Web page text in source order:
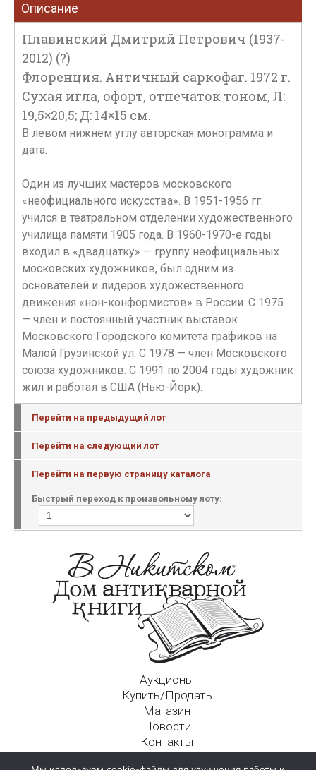
Описание
Плавинский Дмитрий Петрович (1937-
2012) (?)
Флоренция. Античный саркофаг. 1972 г.
Сухая игла, офорт, отпечаток тоном, Л:
19,5×20,5; Д: 14×15 см.
В левом нижнем углу авторская монограмма и
дата.
Один из лучших мастеров московского
«неофициального искусства». В 1951-1956 гг.
учился в театральном отделении художественного
училища памяти 1905 года. В 1960-1970-е годы
входил в «двадцатку» — группу неофициальных
московских художников, был одним из
основателей и лидеров художественного
движения «нон-конформистов» в России. С 1975
— член и постоянный участник выставок
Московского Городского комитета графиков на
Малой Грузинской ул. С 1978 — член Московского
союза художников. С 1991 по 2004 годы художник
жил и работал в США (Нью-Йорк).
Перейти на предыдущий лот
Перейти на следующий лот
Перейти на первую страницу каталога
Быстрый переход к произвольному лоту:
Аукционы
Купить/Продать
Магазин
Новости
Контакты